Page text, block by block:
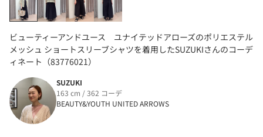
ビューティーアンドユース ユナイテッドアローズのポリエステル
メッシュ ショートスリーブシャツを着用したSUZUKIさんのコーデ
ィネート（83776021）
SUZUKI
163 cm / 362 コーデ
BEAUTY&YOUTH UNITED ARROWS